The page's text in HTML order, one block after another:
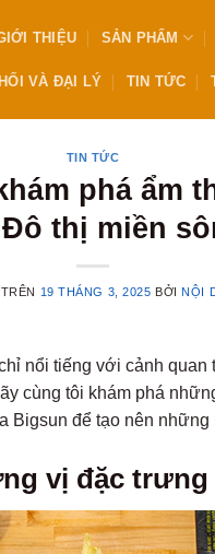
THIỆU SẢN PHẨM
VÀ ĐẠI LÝ TIN TỨC
TIN TỨC
phá ẩm
thị miền
19 THÁNG 3, 2025 BỞINỘI
nổi tiếng với cảnh
cùng tôi khám phá
Bigsun để tạo nên
vị đặc trưng